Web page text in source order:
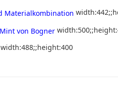
width:488;;height:400